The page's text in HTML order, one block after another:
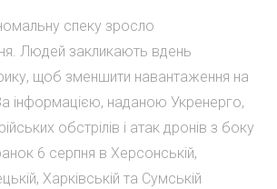
спеку зросло
Людей закликають вдень
щоб зменшити навантаження на
інформацією, наданою Укренерго,
обстрілів і атак дронів з боку
6 серпня в Херсонській,
Харківській та Сумській